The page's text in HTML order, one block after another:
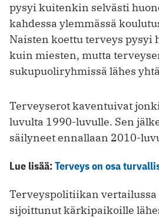
pysyi kuitenkin selvästi
kahdessa ylemmässä
Naisten koettu terveys pysyi
kuin miesten, mutta
sukupuoliryhmissä lähes
Terveyserot kaventuivat
luvulta 1990-luvulle. Sen
säilyneet ennallaan 2010-
Lue lisää:Terveys on osa
Terveyspolitiikan vertailussa
sijoittunut kärkipaikoille